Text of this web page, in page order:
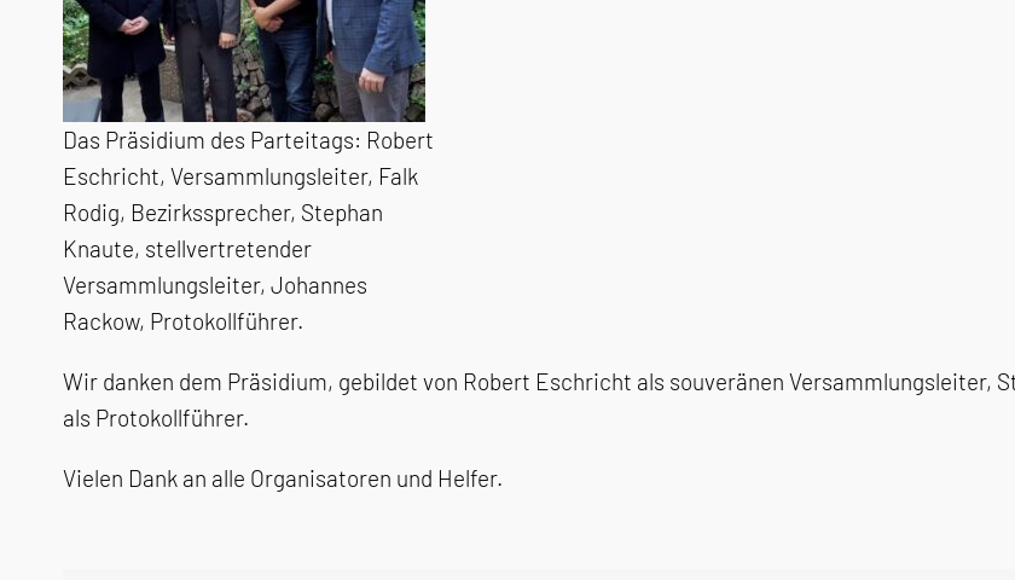
Das Präsidium des Parteitags: Robert
Eschricht, Versammlungsleiter, Falk
Rodig, Bezirkssprecher, Stephan
Knaute, stellvertretender
Versammlungsleiter, Johannes
Rackow, Protokollführer.
Wir danken dem Präsidium, gebildet von Robert Eschricht als souveränen Versammlungsleiter,
als Protokollführer.
Vielen Dank an alle Organisatoren und Helfer.